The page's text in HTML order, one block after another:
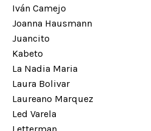
Iván Camejo
Joanna Hausmann
Juancito
Kabeto
La Nadia Maria
Laura Bolivar
Laureano Marquez
Led Varela